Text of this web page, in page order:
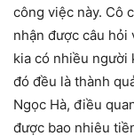
công việc này. Cô
nhận được câu
kia có nhiều người
đó đều là thành
Ngọc Hà, điều
được bao nhiêu